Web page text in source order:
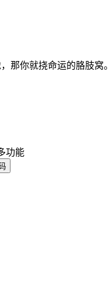
那你就挠命运的胳肢窝。
功能